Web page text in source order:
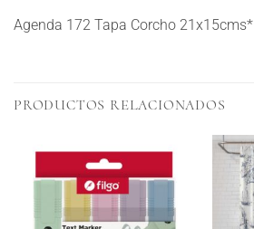
Agenda 172 Tapa Corcho 21x15cms*
PRODUCTOS RELACIONADOS